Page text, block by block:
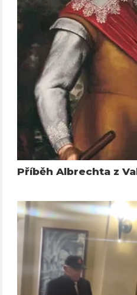
Příběh Albrechta z